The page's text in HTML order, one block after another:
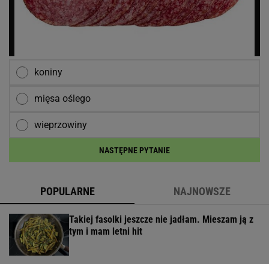
koniny
mięsa oślego
wieprzowiny
NASTĘPNE PYTANIE
POPULARNE NAJNOWSZE
Takiej fasolki jeszcze nie jadłam. Mieszam ją z
tym i mam letni hit